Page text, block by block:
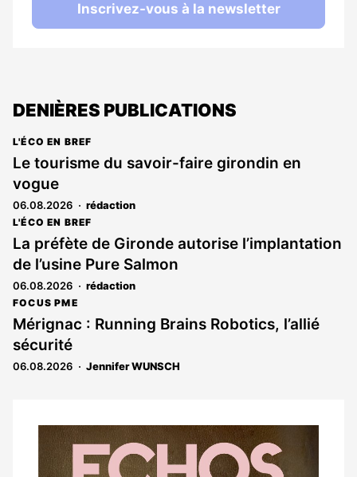
Inscrivez-vous à la newsletter
DENIÈRES PUBLICATIONS
L'ÉCO EN BREF
Le tourisme du savoir-faire girondin en
vogue
06.08.2026 rédaction
L'ÉCO EN BREF
La préfète de Gironde autorise l’implantation
de l’usine Pure Salmon
06.08.2026 rédaction
FOCUS PME
Mérignac : Running Brains Robotics, l’allié
sécurité
06.08.2026 Jennifer WUNSCH
Notre
dernier